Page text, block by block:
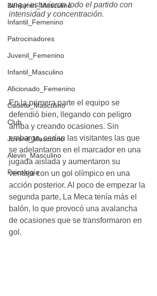
Benjamin_Masculino
Infantil_Femenino
Patrocinadores
Juvenil_Femenino
Infantil_Masculino
Aficionado_Femenino
Cadete_Masculino
Club
Juvenil_Masculino
Alevin_Masculino
Psicología
una y estuvieron todo el partido con
intensidad y concentración.
En la primera parte el equipo se
defendió bien, llegando con peligro
arriba y creando ocasiones. Sin
embargo, serían las visitantes las que
se adelantaron en el marcador en una
jugada aislada y aumentaron su
ventaja con un gol olímpico en una
acción posterior. Al poco de empezar la
segunda parte, La Meca tenía más el
balón, lo que provocó una avalancha
de ocasiones que se transformaron en
gol.